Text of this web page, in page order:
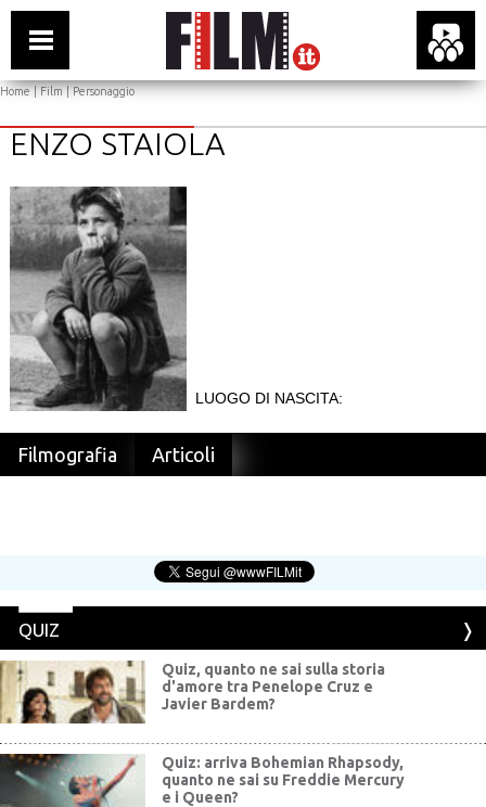
Home|Film| Personaggio
ENZO STAIOLA
LUOGO DI NASCITA:
Filmografia Articoli
QUIZ
Quiz, quanto ne sai sulla storia
d'amore tra Penelope Cruz e
Javier Bardem?
Quiz: arriva Bohemian Rhapsody,
quanto ne sai su Freddie Mercury
e i Queen?